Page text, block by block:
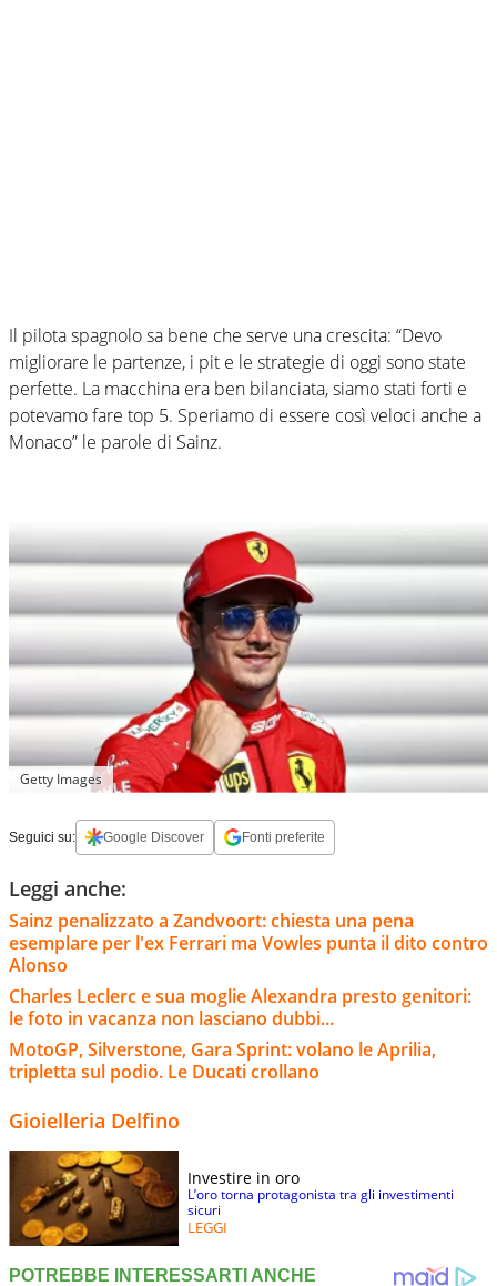
Il pilota spagnolo sa bene che serve una crescita: “Devo
migliorare le partenze, i pit e le strategie di oggi sono state
perfette. La macchina era ben bilanciata, siamo stati forti e
potevamo fare top 5. Speriamo di essere così veloci anche a
Monaco” le parole di Sainz.
Getty Images
Seguici su: Google Discover Fonti preferite
Leggi anche:
Sainz penalizzato a Zandvoort: chiesta una pena
esemplare per l'ex Ferrari ma Vowles punta il dito contro
Alonso
Charles Leclerc e sua moglie Alexandra presto genitori:
le foto in vacanza non lasciano dubbi...
MotoGP, Silverstone, Gara Sprint: volano le Aprilia,
tripletta sul podio. Le Ducati crollano
Gioielleria Delfino
Investire in oro
L’oro torna protagonista tra gli investimenti
sicuri
LEGGI